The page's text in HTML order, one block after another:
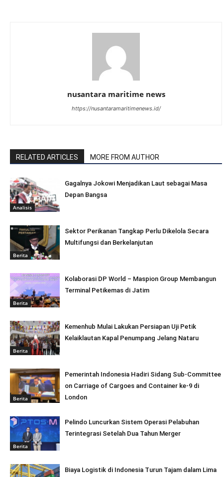
nusantara maritime news
https://nusantaramaritimenews.id/
RELATED ARTICLES MORE FROM AUTHOR
Analisis
Gagalnya Jokowi Menjadikan Laut sebagai Masa
Depan Bangsa
Berita
Sektor Perikanan Tangkap Perlu Dikelola Secara
Multifungsi dan Berkelanjutan
Berita
Kolaborasi DP World – Maspion Group Membangun
Terminal Petikemas di Jatim
Berita
Kemenhub Mulai Lakukan Persiapan Uji Petik
Kelaiklautan Kapal Penumpang Jelang Nataru
Berita
Pemerintah Indonesia Hadiri Sidang Sub-Committee
on Carriage of Cargoes and Container ke-9 di
London
Berita
Pelindo Luncurkan Sistem Operasi Pelabuhan
Terintegrasi Setelah Dua Tahun Merger
Biaya Logistik di Indonesia Turun Tajam dalam Lima